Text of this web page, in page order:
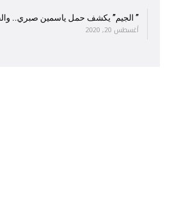
” الجيم” يكشف حمل ياسمين صبري..
أغسطس 20, 2020